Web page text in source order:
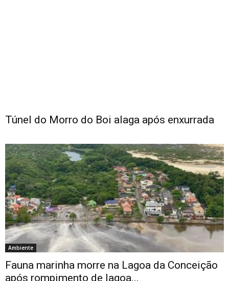
Túnel do Morro do Boi alaga após enxurrada
Ambiente
Fauna marinha morre na Lagoa da Conceição
após rompimento de lagoa...